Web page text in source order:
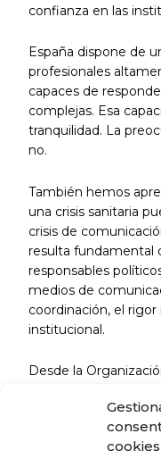
cookies
confianza en las
España dispone de
profesionales
capaces de
complejas. Esa
tranquilidad. La
no.
También hemos
una crisis sanitaria
crisis de
resulta fundamental
responsables
medios de
coordinación, el
institucional.
Desde la
sigue siendo la
prudencia y
ciudadanos se